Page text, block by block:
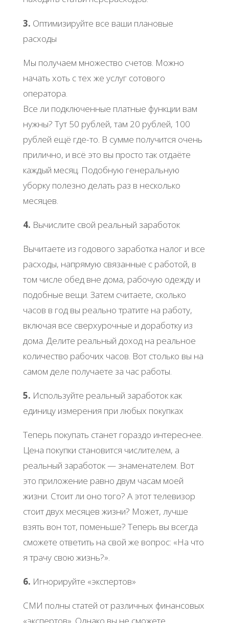
3. Оптимизируйте все ваши плановые
расходы
Мы получаем множество счетов. Можно
начать хоть с тех же услуг сотового
оператора.
Все ли подключенные платные функции вам
нужны? Тут 50 рублей, там 20 рублей, 100
рублей ещё где-то. В сумме получится очень
прилично, и всё это вы просто так отдаёте
каждый месяц. Подобную генеральную
уборку полезно делать раз в несколько
месяцев.
4. Вычислите свой реальный заработок
Вычитаете из годового заработка налог и все
расходы, напрямую связанные с работой, в
том числе обед вне дома, рабочую одежду и
подобные вещи. Затем считаете, сколько
часов в год вы реально тратите на работу,
включая все сверхурочные и доработку из
дома. Делите реальный доход на реальное
количество рабочих часов. Вот столько вы на
самом деле получаете за час работы.
5. Используйте реальный заработок как
единицу измерения при любых покупках
Теперь покупать станет гораздо интереснее.
Цена покупки становится числителем, а
реальный заработок — знаменателем. Вот
это приложение равно двум часам моей
жизни. Стоит ли оно того? А этот телевизор
стоит двух месяцев жизни? Может, лучше
взять вон тот, поменьше? Теперь вы всегда
сможете ответить на свой же вопрос: «На что
я трачу свою жизнь?».
6. Игнорируйте «экспертов»
СМИ полны статей от различных финансовых